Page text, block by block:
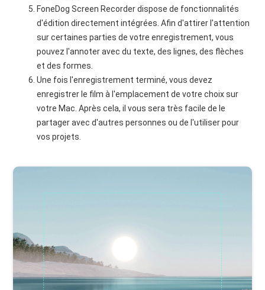
FoneDog Screen Recorder dispose de fonctionnalités
d'édition directement intégrées. Afin d'attirer l'attention
sur certaines parties de votre enregistrement, vous
pouvez l'annoter avec du texte, des lignes, des flèches
et des formes.
Une fois l'enregistrement terminé, vous devez
enregistrer le film à l'emplacement de votre choix sur
votre Mac. Après cela, il vous sera très facile de le
partager avec d'autres personnes ou de l'utiliser pour
vos projets.